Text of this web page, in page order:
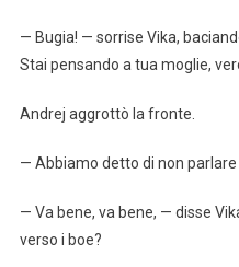
— Bugia! — sorrise Vika,
Stai pensando a tua moglie,
Andrej aggrottò la fronte.
— Abbiamo detto di non parlare
— Va bene, va bene, — disse
verso i boe?